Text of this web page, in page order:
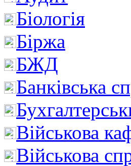
Біологія
Біржа
БЖД
Банківська
Військова
Військова